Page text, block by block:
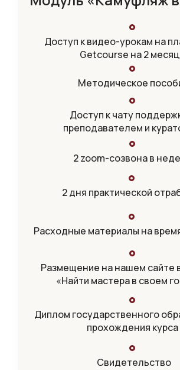
Свидетельство
Диплом государственного
прохождения курса
Размещение на нашем сайте
«Найти мастера в своем
Расходные материалы на
2 дня практической
2 zoom-созвона в
Доступ к чату
преподавателем и
Методическое
Доступ к видео-урокам на
Getcourse на 2